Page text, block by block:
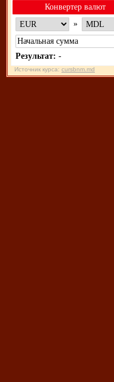
Конвертер валют
»
Результат: -
Источник курса: cursbnm.md